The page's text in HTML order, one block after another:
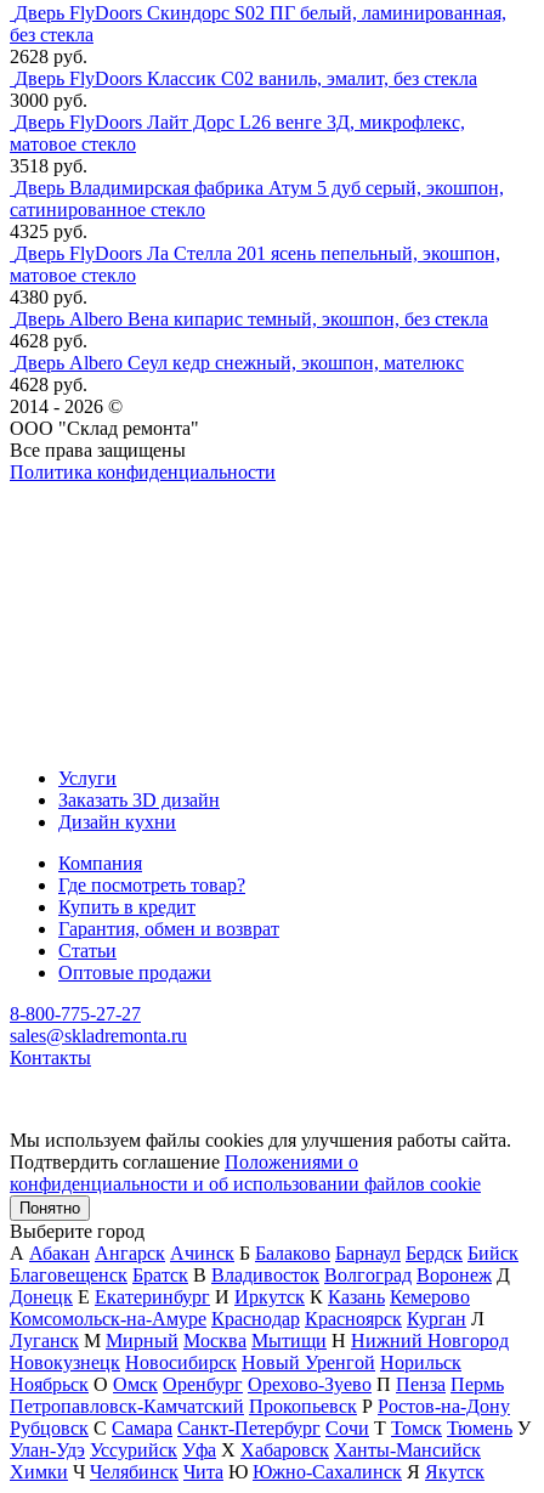
Дверь FlyDoors Скиндорс S02 ПГ белый, ламинированная,
без стекла
2628 руб.
Дверь FlyDoors Классик С02 ваниль, эмалит, без стекла
3000 руб.
Дверь FlyDoors Лайт Дорс L26 венге 3Д, микрофлекс,
матовое стекло
3518 руб.
Дверь Владимирская фабрика Атум 5 дуб серый, экошпон,
сатинированное стекло
4325 руб.
Дверь FlyDoors Ла Стелла 201 ясень пепельный, экошпон,
матовое стекло
4380 руб.
Дверь Albero Вена кипарис темный, экошпон, без стекла
4628 руб.
Дверь Albero Сеул кедр снежный, экошпон, мателюкс
4628 руб.
2014 - 2026 ©
ООО "Склад ремонта"
Все права защищены
Политика конфиденциальности
Услуги
Заказать 3D дизайн
Дизайн кухни
Компания
Где посмотреть товар?
Купить в кредит
Гарантия, обмен и возврат
Статьи
Оптовые продажи
8-800-775-27-27
sales@skladremonta.ru
Контакты
Мы используем файлы cookies для улучшения работы сайта.
Подтвердить соглашение Положениями о
конфиденциальности и об использовании файлов cookie
Понятно
Выберите город
А Абакан Ангарск Ачинск Б Балаково Барнаул Бердск Бийск
Благовещенск Братск В Владивосток Волгоград Воронеж Д
Донецк Е Екатеринбург И Иркутск К Казань Кемерово
Комсомольск-на-Амуре Краснодар Красноярск Курган Л
Луганск М Мирный Москва Мытищи Н Нижний Новгород
Новокузнецк Новосибирск Новый Уренгой Норильск
Ноябрьск О Омск Оренбург Орехово-Зуево П Пенза Пермь
Петропавловск-Камчатский Прокопьевск Р Ростов-на-Дону
Рубцовск С Самара Санкт-Петербург Сочи Т Томск Тюмень У
Улан-Удэ Уссурийск Уфа Х Хабаровск Ханты-Мансийск
Химки Ч Челябинск Чита Ю Южно-Сахалинск Я Якутск